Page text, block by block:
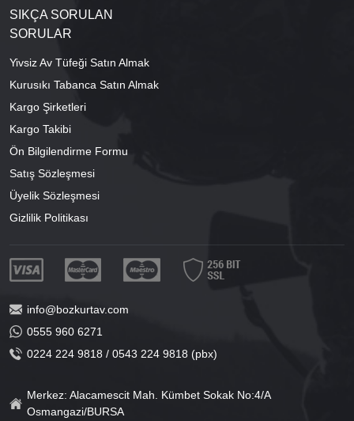
SIKÇA SORULAN
SORULAR
Yivsiz Av Tüfeği Satın Almak
Kurusıkı Tabanca Satın Almak
Kargo Şirketleri
Kargo Takibi
Ön Bilgilendirme Formu
Satış Sözleşmesi
Üyelik Sözleşmesi
Gizlilik Politikası
info@bozkurtav.com
0555 960 6271
0224 224 9818 / 0543 224 9818 (pbx)
Merkez: Alacamescit Mah. Kümbet Sokak No:4/A
Osmangazi/BURSA